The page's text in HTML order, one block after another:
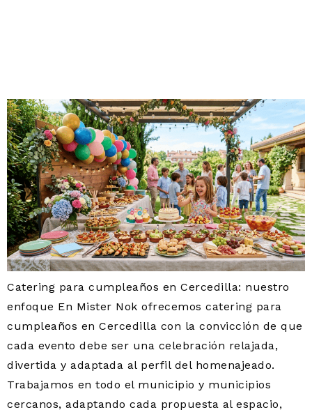
Catering para cumpleaños en Cercedilla: nuestro
enfoque En Mister Nok ofrecemos catering para
cumpleaños en Cercedilla con la convicción de que
cada evento debe ser una celebración relajada,
divertida y adaptada al perfil del homenajeado.
Trabajamos en todo el municipio y municipios
cercanos, adaptando cada propuesta al espacio,